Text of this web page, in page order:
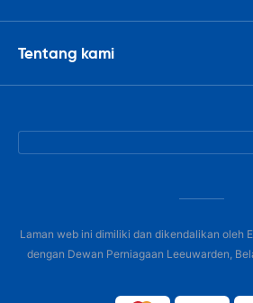
Tentang kami
Laman web ini dimiliki dan dikendalikan oleh
dengan Dewan Perniagaan Leeuwarden,